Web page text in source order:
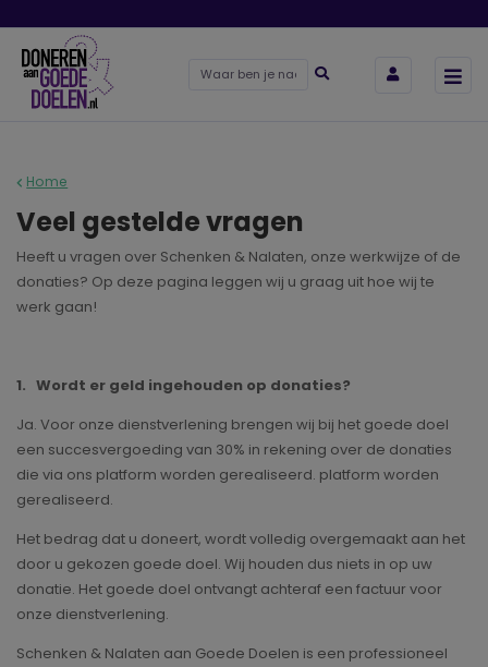
Home
Veel gestelde vragen
Heeft u vragen over Schenken & Nalaten, onze werkwijze of de
donaties? Op deze pagina leggen wij u graag uit hoe wij te
werk gaan!
1. Wordt er geld ingehouden op donaties?
Ja. Voor onze dienstverlening brengen wij bij het goede doel
een succesvergoeding van 30% in rekening over de donaties
die via ons platform worden gerealiseerd. platform worden
gerealiseerd.
Het bedrag dat u doneert, wordt volledig overgemaakt aan het
door u gekozen goede doel. Wij houden dus niets in op uw
donatie. Het goede doel ontvangt achteraf een factuur voor
onze dienstverlening.
Schenken & Nalaten aan Goede Doelen is een professioneel